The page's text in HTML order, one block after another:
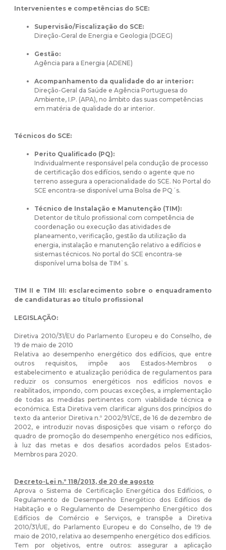
Intervenientes e competências do SCE:
Supervisão/Fiscalização do SCE:
Direção-Geral de Energia e Geologia (DGEG)
Gestão:
Agência para a Energia (ADENE)
Acompanhamento da qualidade do ar interior:
Direção-Geral da Saúde e Agência Portuguesa do
Ambiente, I.P. (APA), no âmbito das suas competências
em matéria de qualidade do ar interior.
Técnicos do SCE:
Perito Qualificado (PQ):
Individualmente responsável pela condução de processo
de certificação dos edifícios, sendo o agente que no
terreno assegura a operacionalidade do SCE. No Portal do
SCE encontra-se disponível uma Bolsa de PQ´s.
Técnico de Instalação e Manutenção (TIM):
Detentor de título profissional com competência de
coordenação ou execução das atividades de
planeamento, verificação, gestão da utilização da
energia, instalação e manutenção relativo a edifícios e
sistemas técnicos. No portal do SCE encontra-se
disponível uma bolsa de TIM`s.
TIM II e TIM III: esclarecimento sobre o enquadramento
de candidaturas ao título profissional
LEGISLAÇÃO:
Diretiva 2010/31/EU do Parlamento Europeu e do Conselho, de
19 de maio de 2010
Relativa ao desempenho energético dos edifícios, que entre
outros requisitos, impõe aos Estados-Membros o
estabelecimento e atualização periódica de regulamentos para
reduzir os consumos energéticos nos edifícios novos e
reabilitados, impondo, com poucas exceções, a implementação
de todas as medidas pertinentes com viabilidade técnica e
económica. Esta Diretiva vem clarificar alguns dos princípios do
texto da anterior Diretiva n.º 2002/91/CE, de 16 de dezembro de
2002, e introduzir novas disposições que visam o reforço do
quadro de promoção do desempenho energético nos edifícios,
à luz das metas e dos desafios acordados pelos Estados-
Membros para 2020.
Decreto-Lei n.º 118/2013, de 20 de agosto
Aprova o Sistema de Certificação Energética dos Edifícios, o
Regulamento de Desempenho Energético dos Edifícios de
Habitação e o Regulamento de Desempenho Energético dos
Edifícios de Comércio e Serviços, e transpõe a Diretiva
2010/31/UE, do Parlamento Europeu e do Conselho, de 19 de
maio de 2010, relativa ao desempenho energético dos edifícios.
Tem por objetivos, entre outros: assegurar a aplicação